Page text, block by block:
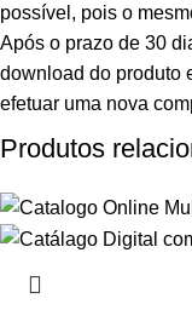
possível, pois o
Após o prazo de 30
download do produto
efetuar uma nova
Produtos